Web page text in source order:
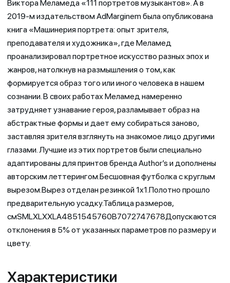
Виктора Меламеда «111 портретов музыкантов». А в
2019-м издательством AdMarginem была опубликована
книга «Машинерия портрета: опыт зрителя,
преподавателя и художника», где Меламед
проанализировал портретное искусство разных эпох и
жанров, натолкнув на размышления о том, как
формируется образ того или иного человека в нашем
сознании. В своих работах Меламед намеренно
затрудняет узнавание героя, разламывает образ на
абстрактные формы и дает ему собираться заново,
заставляя зрителя взглянуть на знакомое лицо другими
глазами. Лучшие из этих портретов были специально
адаптированы для принтов бренда Author’s и дополнены
авторским леттерингом.Бесшовная футболка с круглым
вырезом.Вырез отделан резинкой 1х1.Полотно прошло
предварительную усадку.Таблица размеров,
смSMLXLXXLA4851545760B7072747678Допускаются
отклонения в 5% от указанных параметров по размеру и
цвету.
Характеристики